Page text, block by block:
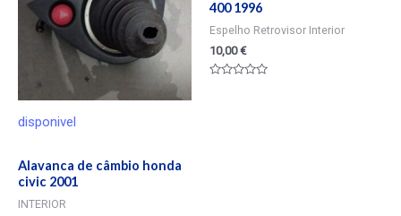
disponivel
Alavanca de câmbio honda
civic 2001
INTERIOR
400 1996
Espelho Retrovisor Interior
10,00€